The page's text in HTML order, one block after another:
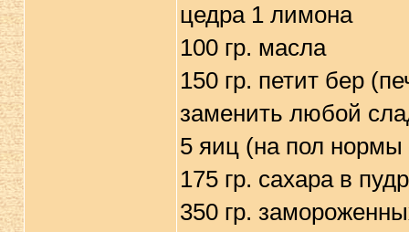
цедра 1 лимона
100 гр. масла
150 гр. петит бер
заменить любой
5 яиц (на пол нормы
175 гр. сахара в
350 гр.